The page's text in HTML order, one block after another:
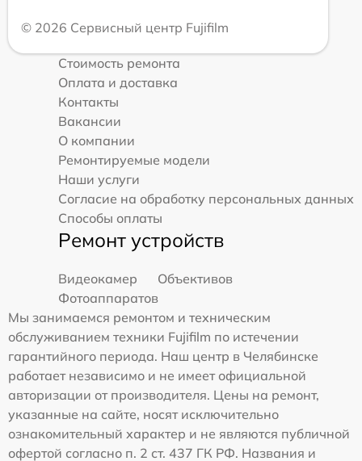
© 2026 Сервисный центр Fujifilm
Стоимость ремонта
Оплата и доставка
Контакты
Вакансии
О компании
Ремонтируемые модели
Наши услуги
Согласие на обработку персональных данных
Способы оплаты
Ремонт устройств
Видеокамер
Объективов
Фотоаппаратов
Мы занимаемся ремонтом и техническим
обслуживанием техники Fujifilm по истечении
гарантийного периода. Наш центр в Челябинске
работает независимо и не имеет официальной
авторизации от производителя. Цены на ремонт,
указанные на сайте, носят исключительно
ознакомительный характер и не являются публичной
офертой согласно п. 2 ст. 437 ГК РФ. Названия и